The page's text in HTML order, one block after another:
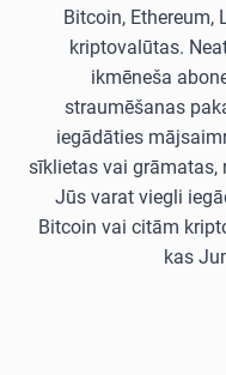
Bitcoin, Ethereum,
kriptovalūtas.
ikmēneša
straumēšanas
iegādāties
sīklietas vai grāmatas,
Jūs varat viegli
Bitcoin vai citām
kas